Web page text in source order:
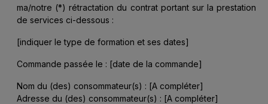
ma/notre (*) rétractation du contrat portant sur la prestation
de services ci-dessous :
[indiquer le type de formation et ses dates]
Commande passée le : [date de la commande]
Nom du (des) consommateur(s) : [A compléter]
Adresse du (des) consommateur(s) : [A compléter]